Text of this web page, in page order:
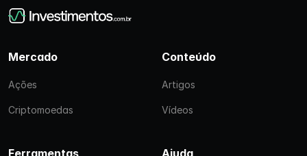
Mercado
Ações
Criptomoedas
Conteúdo
Artigos
Vídeos